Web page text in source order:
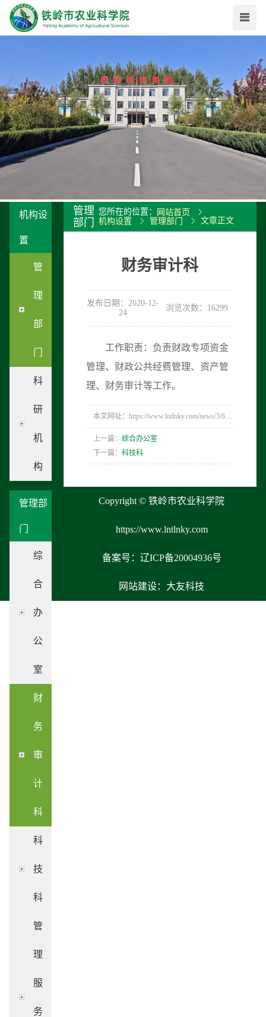
机构设
置
管
理
部
门
科
研
机
构
管理部
门
综
合
办
公
室
财
务
审
计
科
科
技
科
管
理
服
务
管理
部门
您所在的位置：
网站首页
机构设置
管理部门 文章正文
财务审计科
发布日期：2020-12-
24
浏览次数：16299
工作职责：负责财政专项资金
管理、财政公共经费管理、资产管
理、财务审计等工作。
本文网址：https://www.lntlnky.com/news/3/63.html
上一篇： 综合办公室
下一篇： 科技科
Copyright © 铁岭市农业科学院
https://www.lntlnky.com
备案号：辽ICP备20004936号
网站建设：大友科技